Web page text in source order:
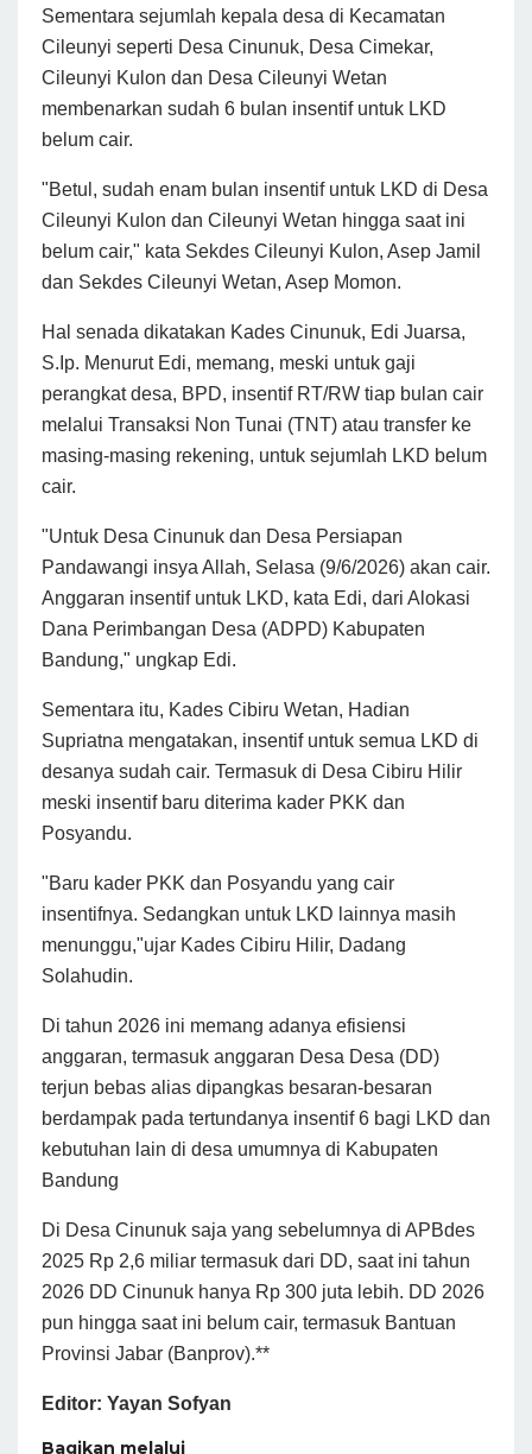
Sementara sejumlah kepala desa di Kecamatan
Cileunyi seperti Desa Cinunuk, Desa Cimekar,
Cileunyi Kulon dan Desa Cileunyi Wetan
membenarkan sudah 6 bulan insentif untuk LKD
belum cair.
"Betul, sudah enam bulan insentif untuk LKD di Desa
Cileunyi Kulon dan Cileunyi Wetan hingga saat ini
belum cair," kata Sekdes Cileunyi Kulon, Asep Jamil
dan Sekdes Cileunyi Wetan, Asep Momon.
Hal senada dikatakan Kades Cinunuk, Edi Juarsa,
S.Ip. Menurut Edi, memang, meski untuk gaji
perangkat desa, BPD, insentif RT/RW tiap bulan cair
melalui Transaksi Non Tunai (TNT) atau transfer ke
masing-masing rekening, untuk sejumlah LKD belum
cair.
"Untuk Desa Cinunuk dan Desa Persiapan
Pandawangi insya Allah, Selasa (9/6/2026) akan cair.
Anggaran insentif untuk LKD, kata Edi, dari Alokasi
Dana Perimbangan Desa (ADPD) Kabupaten
Bandung," ungkap Edi.
Sementara itu, Kades Cibiru Wetan, Hadian
Supriatna mengatakan, insentif untuk semua LKD di
desanya sudah cair. Termasuk di Desa Cibiru Hilir
meski insentif baru diterima kader PKK dan
Posyandu.
"Baru kader PKK dan Posyandu yang cair
insentifnya. Sedangkan untuk LKD lainnya masih
menunggu,"ujar Kades Cibiru Hilir, Dadang
Solahudin.
Di tahun 2026 ini memang adanya efisiensi
anggaran, termasuk anggaran Desa Desa (DD)
terjun bebas alias dipangkas besaran-besaran
berdampak pada tertundanya insentif 6 bagi LKD dan
kebutuhan lain di desa umumnya di Kabupaten
Bandung
Di Desa Cinunuk saja yang sebelumnya di APBdes
2025 Rp 2,6 miliar termasuk dari DD, saat ini tahun
2026 DD Cinunuk hanya Rp 300 juta lebih. DD 2026
pun hingga saat ini belum cair, termasuk Bantuan
Provinsi Jabar (Banprov).**
Editor: Yayan Sofyan
Bagikan melalui